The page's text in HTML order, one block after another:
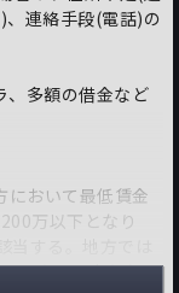
連絡手段(電話)の
、多額の借金など
において最低賃金
万以下となり
カウント店もな